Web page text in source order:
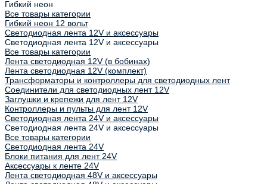
Гибкий неон
Все товары категории
Гибкий неон 12 вольт
Светодиодная лента 12V и аксессуары
Светодиодная лента 12V и аксессуары
Все товары категории
Лента светодиодная 12V (в бобинах)
Лента светодиодная 12V (комплект)
Трансформаторы и контроллеры для светодиодных лент
Соединители для светодиодных лент 12V
Заглушки и крепежи для лент 12V
Контроллеры и пульты для лент 12V
Светодиодная лента 24V и аксессуары
Светодиодная лента 24V и аксессуары
Все товары категории
Светодиодная лента 24V
Блоки питания для лент 24V
Аксессуары к ленте 24V
Лента светодиодная 48V и аксессуары